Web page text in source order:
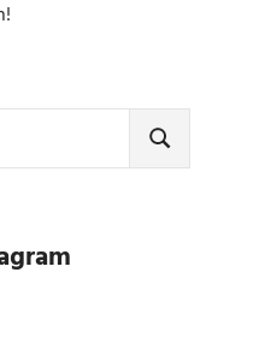
SUCHEN